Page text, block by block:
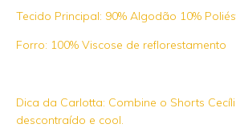
Tecido Principal: 90% Algodão 10%
Forro: 100% Viscose de reflorestamento
Dica da Carlotta: Combine o Shorts
descontraído e cool.